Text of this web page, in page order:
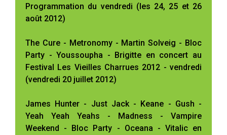
Programmation du vendredi (les 24, 25 et 26
août 2012)
The Cure - Metronomy - Martin Solveig - Bloc
Party - Youssoupha - Brigitte en concert au
Festival Les Vieilles Charrues 2012 - vendredi
(vendredi 20 juillet 2012)
James Hunter - Just Jack - Keane - Gush -
Yeah Yeah Yeahs - Madness - Vampire
Weekend - Bloc Party - Oceana - Vitalic en